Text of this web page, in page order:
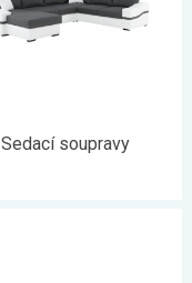
Sedací soupravy